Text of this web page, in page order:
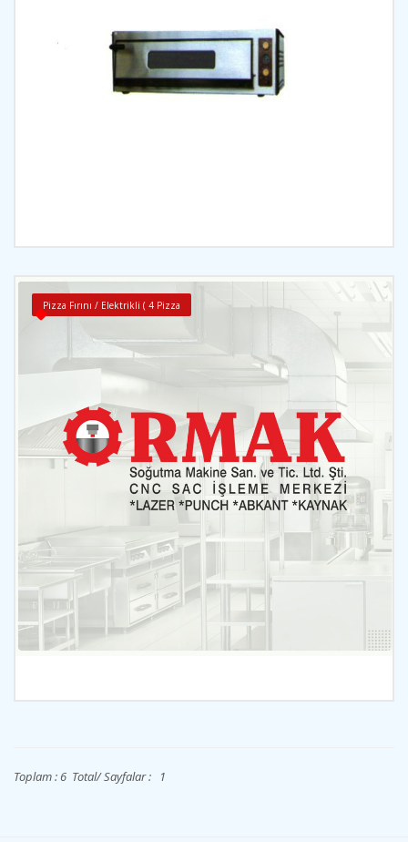
Pizza Fırını / Elektrikli ( 4 Pizza
Toplam : 6 Total/ Sayfalar : 1